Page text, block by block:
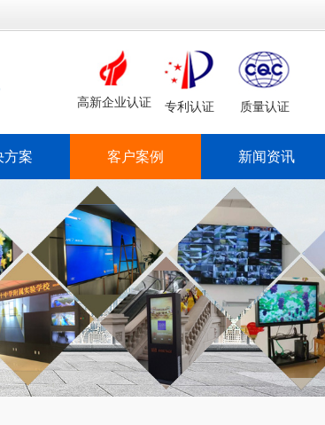
高新企业认证 专利认证 质量认证
方案 客户案例 新闻资讯